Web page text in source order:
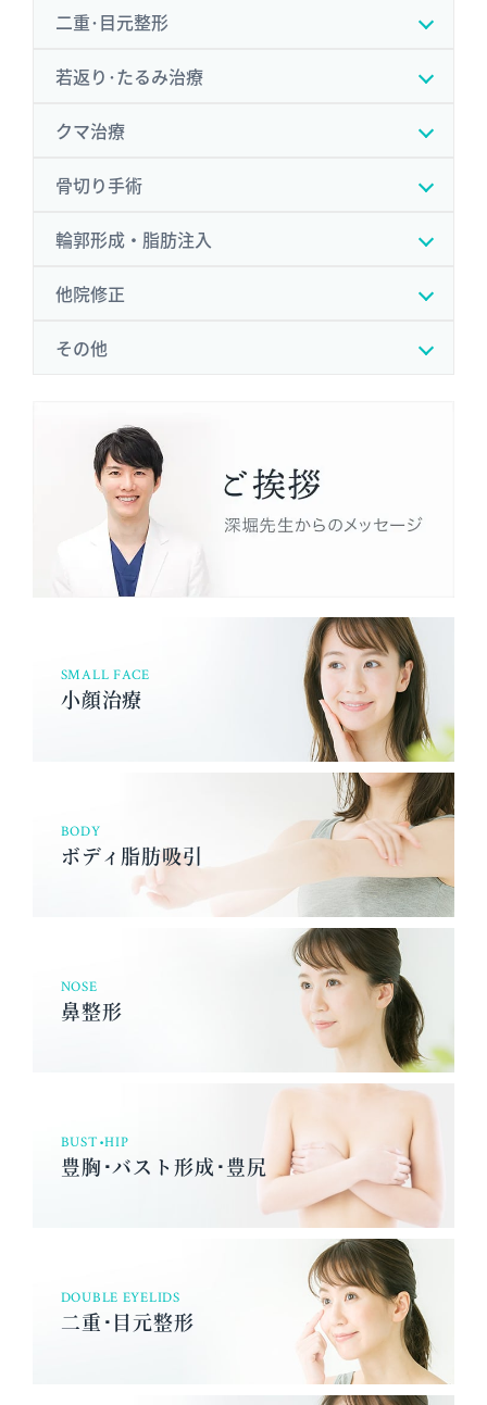
二重･目元整形
若返り･たるみ治療
クマ治療
骨切り手術
輪郭形成・脂肪注入
他院修正
その他
SMALL FACE
小顔治療
BODY
ボディ脂肪吸引
NOSE
鼻整形
BUST•HIP
豊胸･バスト形成･豊尻
DOUBLE EYELIDS
二重･目元整形